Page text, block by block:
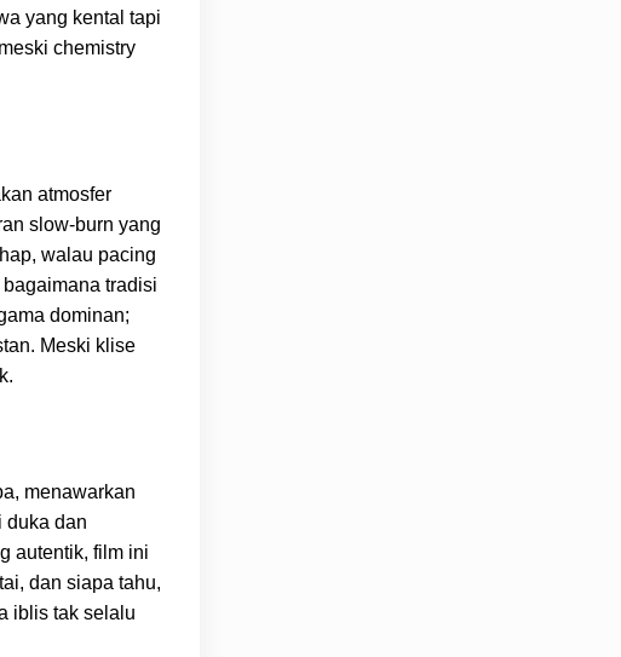
yang kental tapi
chemistry
atmosfer
slow-burn yang
walau pacing
tradisi
dominan;
Meski klise
menawarkan
duka dan
autentik, film ini
dan siapa tahu,
iblis tak selalu